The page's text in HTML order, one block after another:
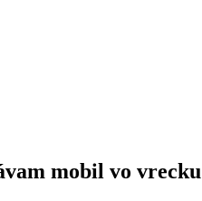
mobil vo vrecku